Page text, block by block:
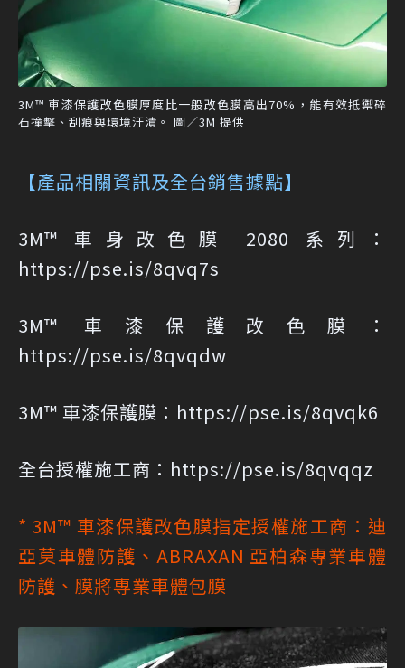
3M™ 車漆保護改色膜厚度比一般改色膜高出70%，能有效抵禦碎
石撞擊、刮痕與環境汙漬。 圖／3M 提供
【產品相關資訊及全台銷售據點】
3M™ 車身改色膜 2080 系列：
https://pse.is/8qvq7s
3M™ 車漆保護改色膜：
https://pse.is/8qvqdw
3M™ 車漆保護膜： https://pse.is/8qvqk6
全台授權施工商： https://pse.is/8qvqqz
* 3M™ 車漆保護改色膜指定授權施工商：迪
亞莫車體防護、ABRAXAN 亞柏森專業車體
防護、膜將專業車體包膜